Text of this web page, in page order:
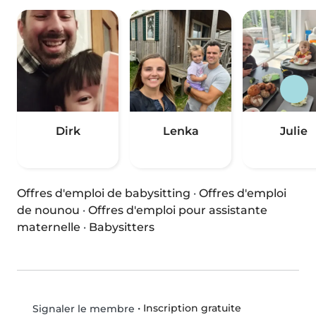
Dirk Lenka Julie
Offres d'emploi de babysitting · Offres d'emploi
de nounou · Offres d'emploi pour assistante
maternelle · Babysitters
Signaler le membre • Inscription gratuite